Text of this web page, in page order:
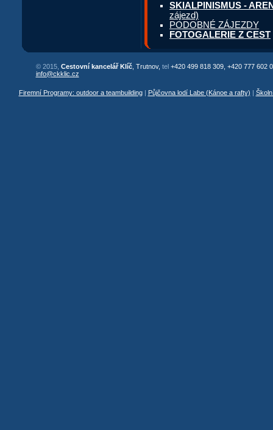
SKIALPINISMUS -
zájezd)
PODOBNÉ ZÁJEZDY
FOTOGALERIE Z CEST
© 2015, Cestovní kancelář Klíč, Trutnov, tel +420 499 818 309, +420 777 602
info@ckklic.cz
Firemní Programy: outdoor a teambuilding| Půjčovna lodí Labe (Kánoe a rafty)